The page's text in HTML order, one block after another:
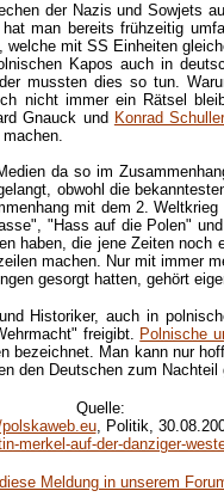
der Nazis und
man bereits frühzeitig
mit SS Einheiten
Kapos auch in
mussten dies so tun.
nicht immer ein Rätsel
Gnauck und Konrad Schuller
da so im
obwohl die
mit dem 2.
"Hass auf die Polen"
die jene Zeiten
machen. Nur mit immer
gesorgt hatten, gehört
Historiker, auch in
freigibt. Polnische
bezeichnet. Man kann nur
den Deutschen zum Nachteil
Quelle:
, Politik,
merkel-auf-der-danziger-
Meldung in unserem